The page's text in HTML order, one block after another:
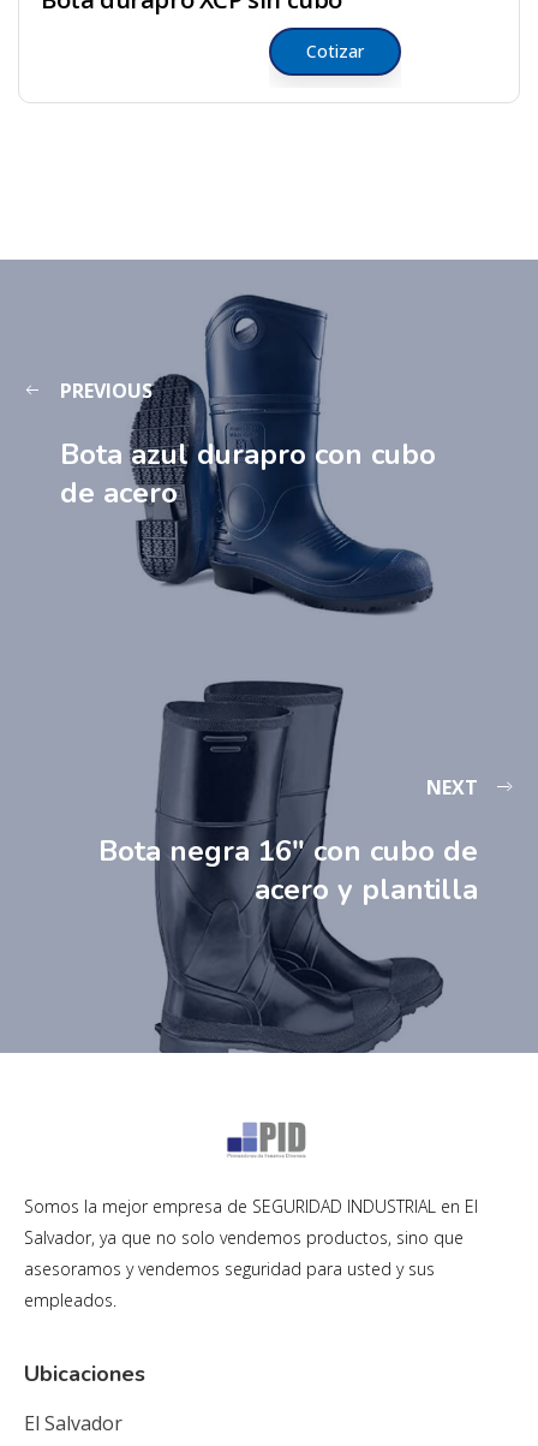
Cotizar
PREVIOUS
Bota azul durapro con cubo
de acero
NEXT
Bota negra 16″ con cubo de
acero y plantilla
Somos la mejor empresa de SEGURIDAD INDUSTRIAL en El
Salvador, ya que no solo vendemos productos, sino que
asesoramos y vendemos seguridad para usted y sus
empleados.
Ubicaciones
El Salvador